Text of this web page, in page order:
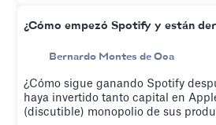
¿Cómo empezó Spotify y están
Bernardo Montes de Oca
¿Cómo sigue ganando Spotify
haya invertido tanto capital en
(discutible) monopolio de sus